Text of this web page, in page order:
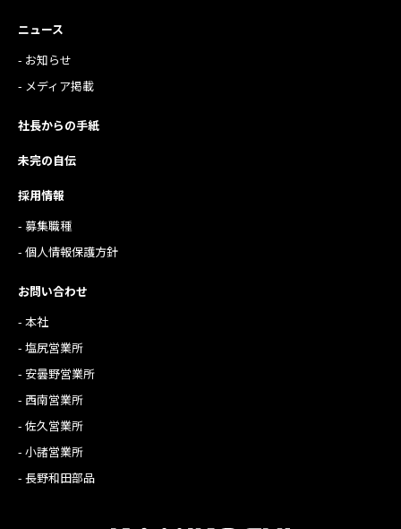
ニュース
- お知らせ
- メディア掲載
社長からの手紙
未完の自伝
採用情報
- 募集職種
- 個人情報保護方針
お問い合わせ
- 本社
- 塩尻営業所
- 安曇野営業所
- 西南営業所
- 佐久営業所
- 小諸営業所
- 長野和田部品